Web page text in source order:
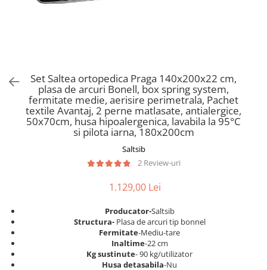
Saltele Pocket
Saltele Memory Pocket
Saltele cu plasa arcuri
Saltele cu spuma
Saltele cu spuma
Saltele cu spuma poliuretanica
Saltele 160x200
Saltele 180x200
Top saltele
Noptiere
Scaune pentru living
Seturi comode living si vitrine
Mobila living
Dulap birou
Birouri
Scaune pentru birou
Scaune pentru vizitatori
Scaune birou copii
Scaune resigilate
Scaune gradinita
Scaune conferinta
Set Saltea ortopedica Praga 140x200x22 cm,
plasa de arcuri Bonell, box spring system,
fermitate medie, aerisire perimetrala, Pachet
textile Avantaj, 2 perne matlasate, antialergice,
50x70cm, husa hipoalergenica, lavabila la 95°C
si pilota iarna, 180x200cm
Saltsib
2 Review-uri
1.129,00 Lei
Producator-Saltsib
Structura-Plasa de arcuri tip bonnel
Fermitate-Mediu-tare
Inaltime-22 cm
Kg sustinute- 90 kg/utilizator
Husa detasabila-Nu